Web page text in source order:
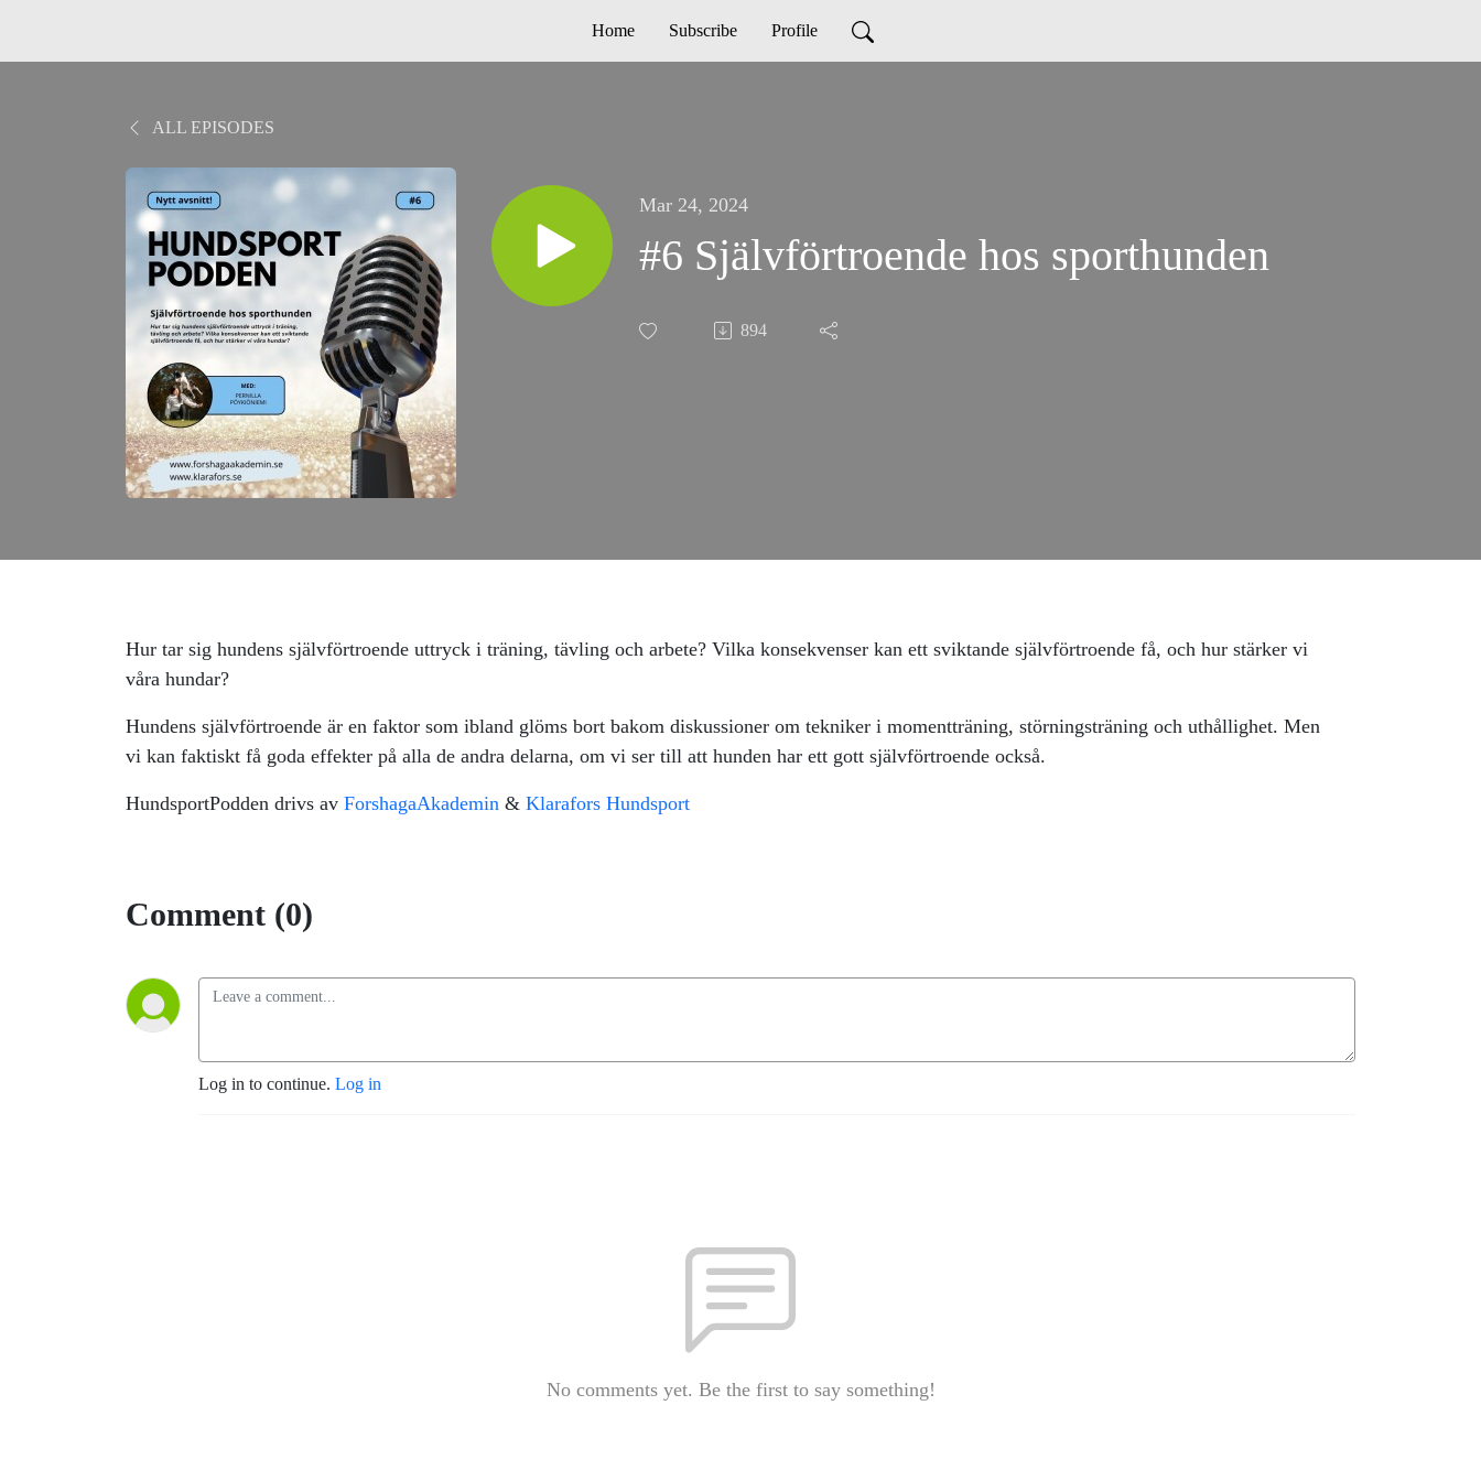
Home Subscribe Profile
ALL EPISODES
Mar 24, 2024
#6 Självförtroende hos sporthunden
894
Hur tar sig hundens självförtroende uttryck i träning, tävling och arbete? Vilka konsekvenser kan ett sviktande självförtroende få, och hur stärker vi
våra hundar?
Hundens självförtroende är en faktor som ibland glöms bort bakom diskussioner om tekniker i momentträning, störningsträning och uthållighet. Men
vi kan faktiskt få goda effekter på alla de andra delarna, om vi ser till att hunden har ett gott självförtroende också.
HundsportPodden drivs av ForshagaAkademin & Klarafors Hundsport
Comment (0)
Log in to continue. Log in
No comments yet. Be the first to say something!